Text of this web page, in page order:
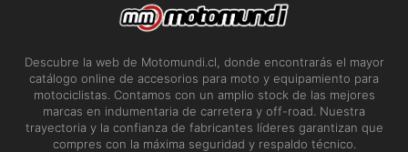
Descubre la web de Motomundi.cl, donde encontrarás el mayor
catálogo online de accesorios para moto y equipamiento para
motociclistas. Contamos con un amplio stock de las mejores
marcas en indumentaria de carretera y off-road. Nuestra
trayectoria y la confianza de fabricantes líderes garantizan que
compres con la máxima seguridad y respaldo técnico.